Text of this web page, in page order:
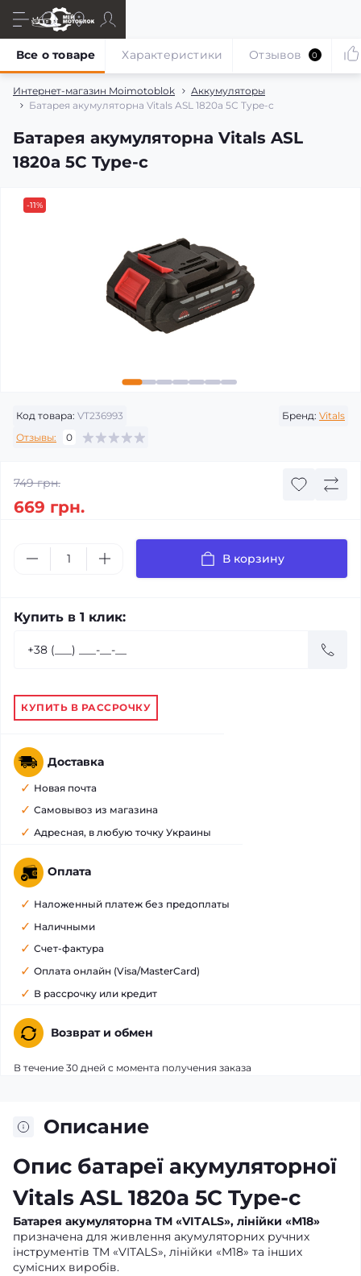
Интернет-магазин Moimotoblok
Аккумуляторы
Батарея акумуляторна Vitals ASL 1820a 5С Type-c
Батарея акумуляторна Vitals ASL
1820a 5С Type-c
Все о товаре Характеристики Отзывов 0
-11%
Код товара: VT236993 Бренд: Vitals
Отзывы:
0
749 грн.
669 грн.
В корзину
Купить в 1 клик:
КУПИТЬ В РАССРОЧКУ
Доставка
Новая почта
Самовывоз из магазина
Адресная, в любую точку Украины
Оплата
Наложенный платеж без предоплаты
Наличными
Счет-фактура
Оплата онлайн (Visa/MasterCard)
В рассрочку или кредит
Возврат и обмен
В течение 30 дней с момента получения заказа
Описание
Опис батареї акумуляторної
Vitals ASL 1820a 5С Type-c
Батарея акумуляторна ТМ «VITALS», лінійки «М18»
призначена для живлення акумуляторних ручних
інструментів ТМ «VITALS», лінійки «М18» та інших
сумісних виробів.